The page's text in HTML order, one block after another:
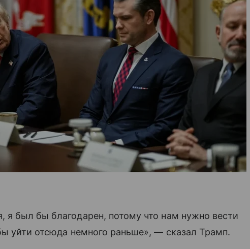
я был бы благодарен, потому что нам нужно вести
уйти отсюда немного раньше», — сказал Трамп.